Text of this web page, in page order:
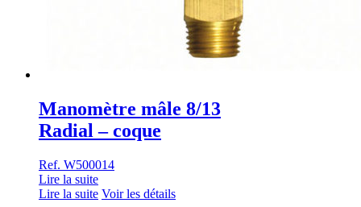
Manomètre mâle 8/13
Radial – coque
Ref. W500014
Lire la suite
Lire la suite Voir les détails